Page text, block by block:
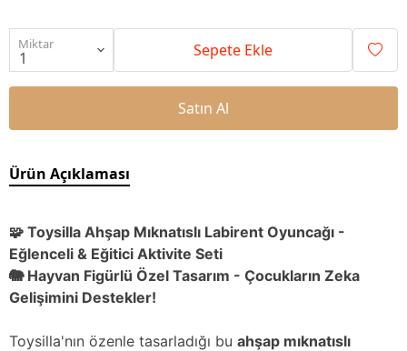
Miktar Sepete Ekle
Satın Al
Ürün Açıklaması
🧩 Toysilla Ahşap Mıknatıslı Labirent Oyuncağı -
Eğlenceli & Eğitici Aktivite Seti
🐘 Hayvan Figürlü Özel Tasarım - Çocukların Zeka
Gelişimini Destekler!
Toysilla'nın özenle tasarladığı bu ahşap mıknatıslı